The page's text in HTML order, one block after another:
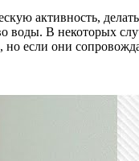
активность,
воды. В некоторых
но если они